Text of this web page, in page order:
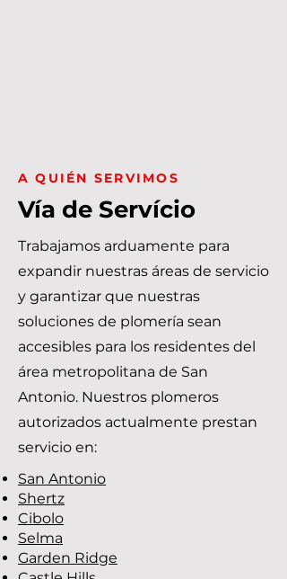
A QUIÉN SERVIMOS
Vía de Servício
Trabajamos arduamente para
expandir nuestras áreas de servicio
y garantizar que nuestras
soluciones de plomería sean
accesibles para los residentes del
área metropolitana de San
Antonio. Nuestros plomeros
autorizados actualmente prestan
servicio en:
San Antonio
Shertz
Cibolo
Selma
Garden Ridge